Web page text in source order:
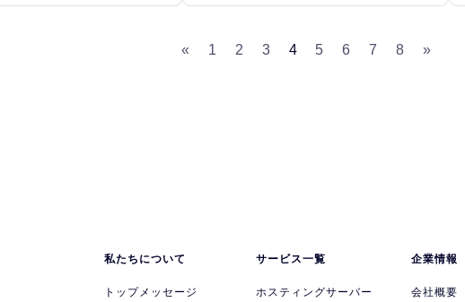
« 1 2 3 4 5 6 7 8 »
私たちについて
トップメッセージ
サービス一覧
ホスティングサーバー
企業情報
会社概要